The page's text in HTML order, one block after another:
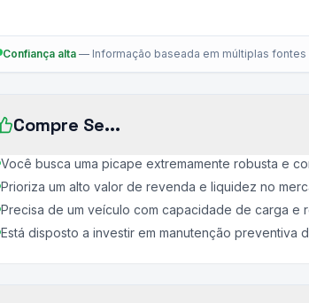
Confiança alta — Informação baseada em múltiplas
Compre Se...
Você busca uma picape extremamente robusta e
Prioriza um alto valor de revenda e liquidez no
Precisa de um veículo com capacidade de carga e
Está disposto a investir em manutenção preventiva